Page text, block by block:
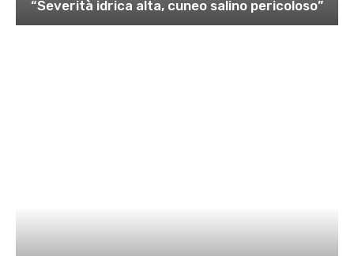
“Severità idrica alta, cuneo salino pericoloso”